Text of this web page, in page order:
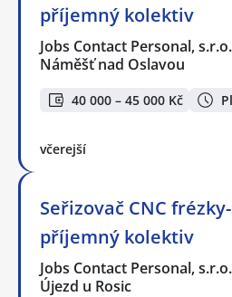
příjemný kolektiv
Jobs Contact Personal, s.r.o.
Náměšť nad Oslavou
40 000 – 45 000 Kč
včerejší
Seřizovač CNC
příjemný kolektiv
Jobs Contact Personal, s.r.o.
Újezd u Rosic